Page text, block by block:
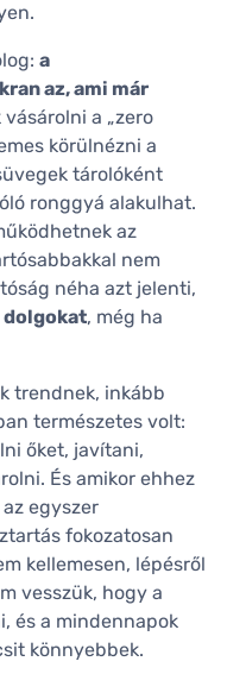
a
az, ami már
a „zero
körülnézni a
tárolóként
ronggyá alakulhat.
az
nem
néha azt jelenti,
dolgokat, még ha
trendnek, inkább
természetes volt:
őket, javítani,
És amikor ehhez
egyszer
fokozatosan
kellemesen, lépésről
vesszük, hogy a
és a mindennapok
könnyebbek.